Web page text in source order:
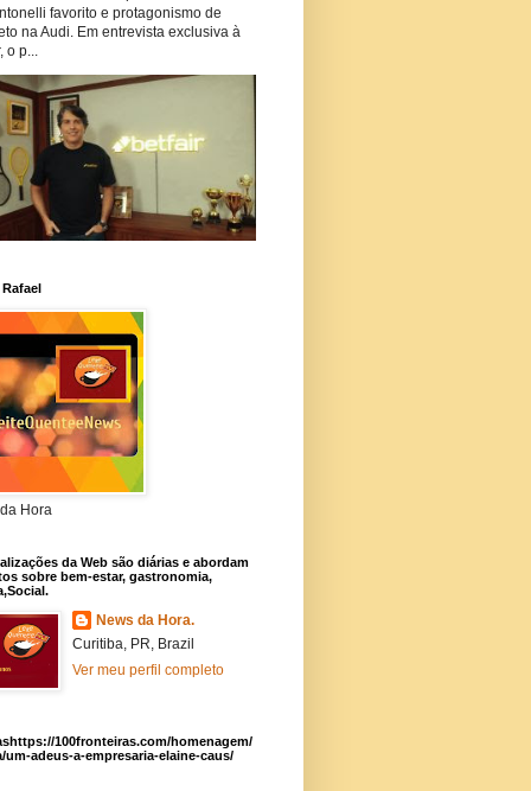
favorito e protagonismo de
na Audi. Em entrevista exclusiva à
o p...
Hora
da Web são diárias e abordam
sobre bem-estar, gastronomia,
News da Hora.
Curitiba, PR, Brazil
Ver meu perfil completo
100fronteiras.com/homenagem/
um-adeus-a-empresaria-elaine-caus/